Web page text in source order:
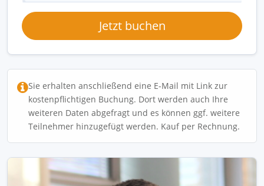
Jetzt buchen
Sie erhalten anschließend eine E-Mail mit Link zur
kostenpflichtigen Buchung. Dort werden auch Ihre
weiteren Daten abgefragt und es können ggf. weitere
Teilnehmer hinzugefügt werden. Kauf per Rechnung.